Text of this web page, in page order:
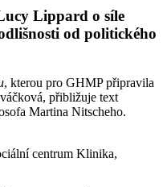
Lippard o síle
od politického
, kterou pro GHMP připravila
přibližuje text
Martina Nitscheho.
centrum Klinika,